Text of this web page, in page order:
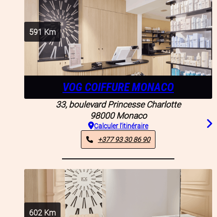
591Km
VOG COIFFURE MONACO
33, boulevard Princesse Charlotte
98000 Monaco
Calculer l'itinéraire
+377 93 30 86 90
602 Km